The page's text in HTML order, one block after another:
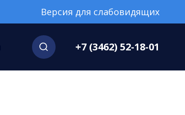
Версия для слабовидящих
+7 (3462) 52-18-01